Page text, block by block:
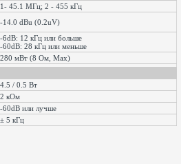
1- 45.1 МГц; 2 - 455 кГц
-14.0 dBu (0.2uV)
-6dB: 12 кГц или больше
-60dB: 28 кГц или меньше
280 мВт (8 Ом, Max)
4.5 / 0.5 Вт
2 кОм
-60dB или лучше
± 5 кГц